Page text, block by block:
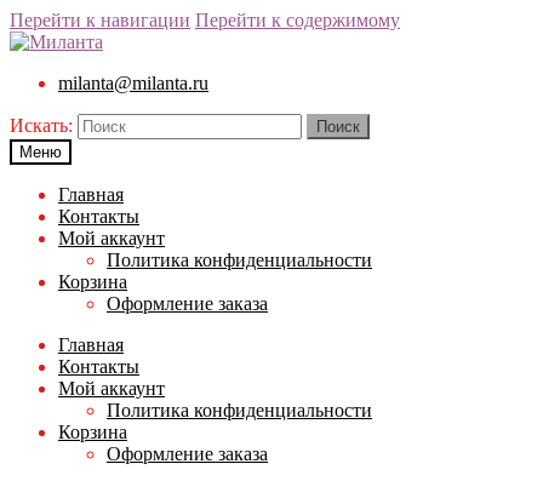
Перейти к навигации Перейти к содержимому
milanta@milanta.ru
Искать:
Меню
Главная
Контакты
Мой аккаунт
Политика конфиденциальности
Корзина
Оформление заказа
Главная
Контакты
Мой аккаунт
Политика конфиденциальности
Корзина
Оформление заказа